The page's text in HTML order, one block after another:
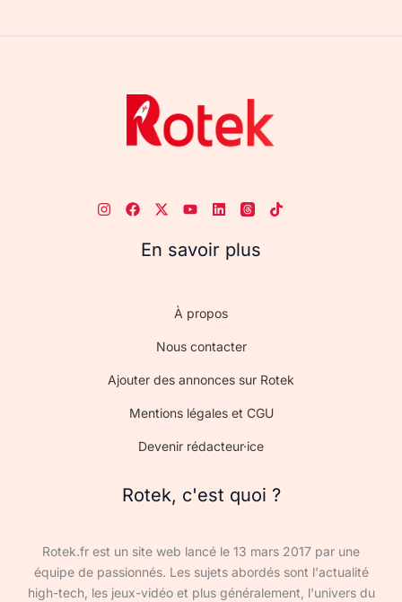
En savoir plus
À propos
Nous contacter
Ajouter des annonces sur Rotek
Mentions légales et CGU
Devenir rédacteur·ice
Rotek, c'est quoi ?
Rotek.fr est un site web lancé le 13 mars 2017 par une
équipe de passionnés. Les sujets abordés sont l'actualité
high-tech, les jeux-vidéo et plus généralement, l'univers du